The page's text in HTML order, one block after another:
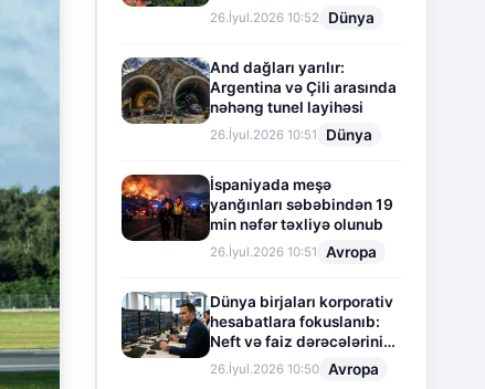
26.İyul.2026 10:52 Dünya
And dağları yarılır:
Argentina və Çili arasında
nəhəng tunel layihəsi
26.İyul.2026 10:51 Dünya
İspaniyada meşə
yanğınları səbəbindən 19
min nəfər təxliyə olunub
26.İyul.2026 10:51 Avropa
Dünya birjaları korporativ
hesabatlara fokuslanıb:
Neft və faiz dərəcələrinin
təsiri altında cari vəziyyət
26.İyul.2026 10:50 Avropa